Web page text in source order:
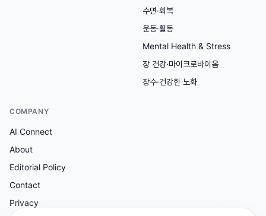
수면·회복
운동·활동
Mental Health & Stress
장 건강·마이크로바이옴
장수·건강한 노화
COMPANY
AI Connect
About
Editorial Policy
Contact
Privacy